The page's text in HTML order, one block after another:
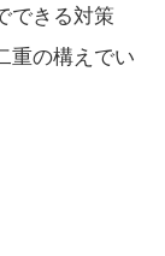
できる対策
重の構えでい